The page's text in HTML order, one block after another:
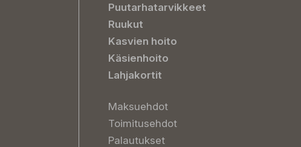
Puutarhatarvikkeet
Ruukut
Kasvien hoito
Käsienhoito
Lahjakortit
Maksuehdot
Toimitusehdot
Palautukset